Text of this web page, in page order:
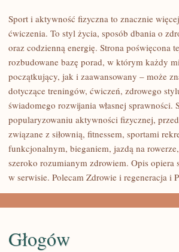
TRENING
SIŁOWY
Sport i aktywność fizyczna to znacznie
ćwiczenia. To styl życia, sposób dbania o
oraz codzienną energię. Strona poświęcona
rozbudowane bazę porad, w którym każdy
początkujący, jak i zaawansowany – może
dotyczące treningów, ćwiczeń, zdrowego
świadomego rozwijania własnej sprawności.
popularyzowaniu aktywności fizycznej,
związane z siłownią, fitnessem, sportami
funkcjonalnym, bieganiem, jazdą na
szeroko rozumianym zdrowiem. Opis opiera
w serwisie. Polecam Zdrowie i regeneracja i
Głogów